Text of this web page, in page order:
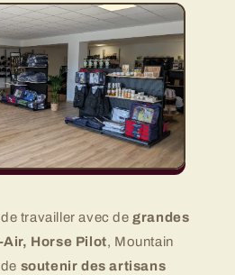
travailler avec degrandes
Horse Pilot, Mountain
soutenir des artisans